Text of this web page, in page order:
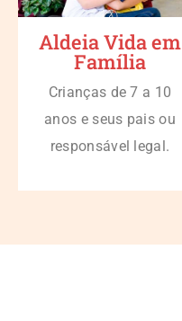
Aldeia Vida em
Família
Crianças de 7 a 10
anos e seus pais ou
responsável legal.